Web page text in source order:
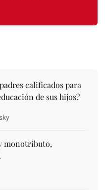
calificados para
de sus hijos?
monotributo,